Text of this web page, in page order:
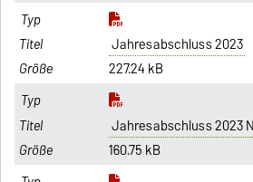
Jahresabschluss 2023
227.24 kB
Jahresabschluss 2023
160.75 kB